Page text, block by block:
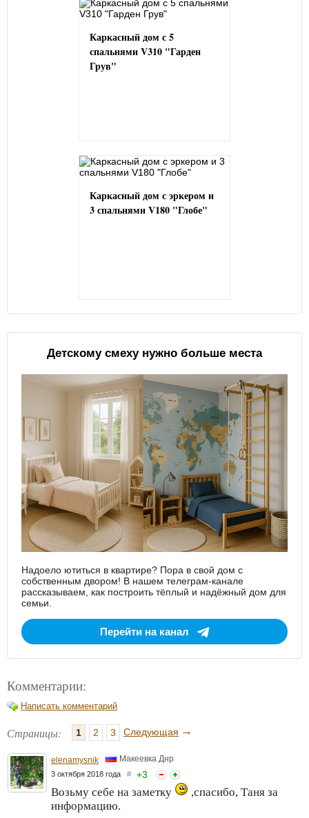
Каркасный дом с 5
спальнями V310 "Гарден
Грув"
Каркасный дом с эркером и
3 спальнями V180 "Глобе"
Детскому смеху нужно больше места
Надоело ютиться в квартире? Пора в свой дом с
собственным двором! В нашем телеграм-канале
рассказываем, как построить тёплый и надёжный дом для
семьи.
Перейти на канал
Комментарии:
Написать комментарий
Страницы: 1 2 3 Следующая →
elenamysnik Макеевка Днр
3 октября 2018 года # +3
Возьму себе на заметку
,спасибо, Таня за
информацию.